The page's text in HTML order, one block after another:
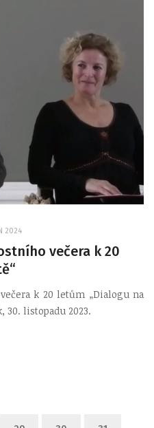
2024
večera k 20
k 20 letům „Dialogu na
30. listopadu 2023.